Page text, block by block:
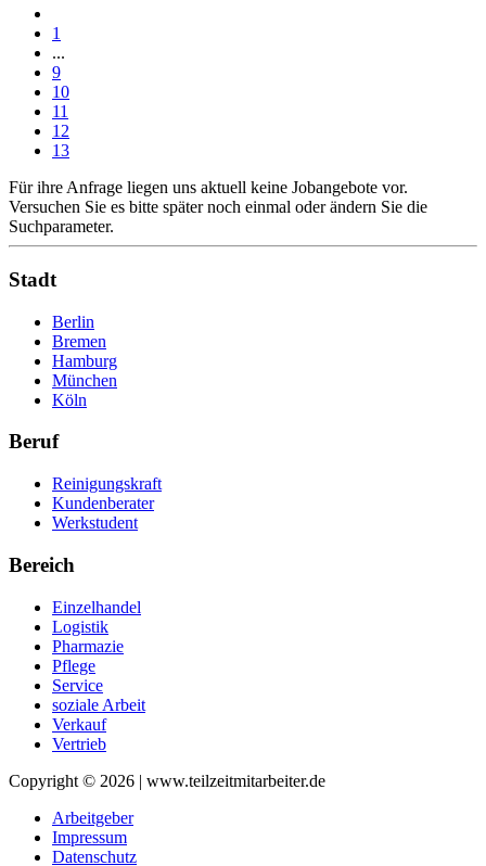
1
...
9
10
11
12
13
Für ihre Anfrage liegen uns aktuell keine Jobangebote vor.
Versuchen Sie es bitte später noch einmal oder ändern Sie die
Suchparameter.
Stadt
Berlin
Bremen
Hamburg
München
Köln
Beruf
Reinigungskraft
Kundenberater
Werkstudent
Bereich
Einzelhandel
Logistik
Pharmazie
Pflege
Service
soziale Arbeit
Verkauf
Vertrieb
Copyright © 2026 | www.teilzeitmitarbeiter.de
Arbeitgeber
Impressum
Datenschutz